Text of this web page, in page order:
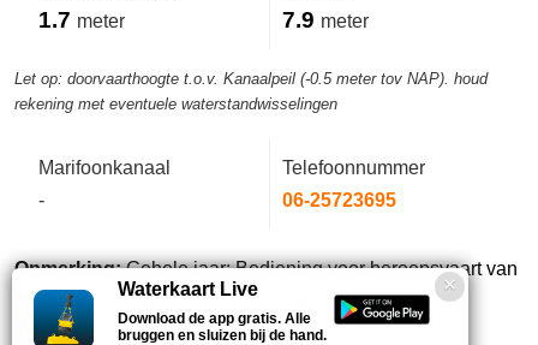
1.7 meter 7.9 meter
Let op: doorvaarthoogte t.o.v. Kanaalpeil (-0.5 meter tov NAP). houd
rekening met eventuele waterstandwisselingen
Marifoonkanaal
-
Telefoonnummer
06-25723695
Opmerking:Gehele jaar: Bediening voor beroepsvaart van
06:00-09:00u en 20:00-22:00u, aanvragen 24 uur van
tevoren vóór 16.00u via 14 0348.
Waterkaart Live
Download de app gratis. Alle
bruggen en sluizen bij de hand.